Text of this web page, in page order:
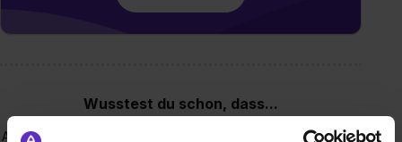
Wusstest du schon, dass...
Alle Nachwuchskräfte in unserem Arbeitsleben eine wichtige